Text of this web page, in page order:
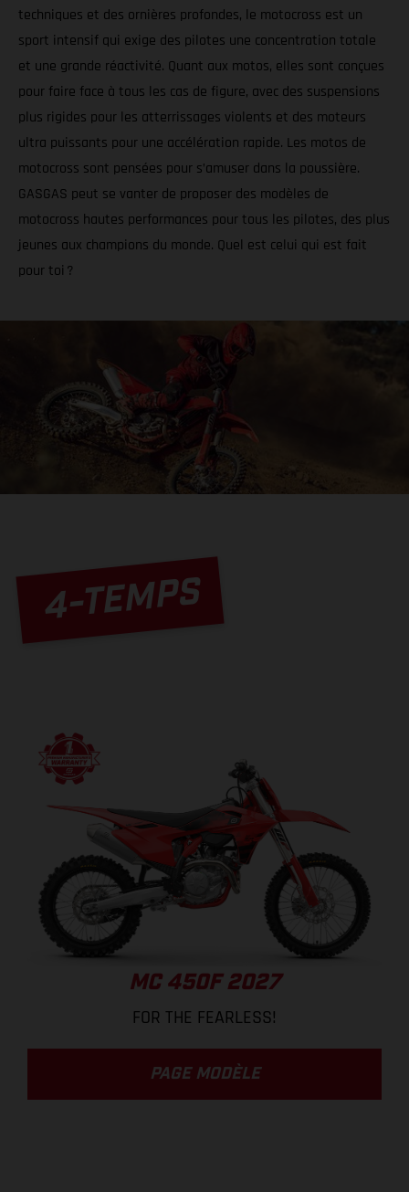
techniques et des ornières profondes, le motocross est un
sport intensif qui exige des pilotes une concentration totale
et une grande réactivité. Quant aux motos, elles sont conçues
pour faire face à tous les cas de figure, avec des suspensions
plus rigides pour les atterrissages violents et des moteurs
ultra puissants pour une accélération rapide. Les motos de
motocross sont pensées pour s’amuser dans la poussière.
GASGAS peut se vanter de proposer des modèles de
motocross hautes performances pour tous les pilotes, des plus
jeunes aux champions du monde. Quel est celui qui est fait
pour toi ?
4-TEMPS
MC 450F 2027
FOR THE FEARLESS!
PAGE MODÈLE